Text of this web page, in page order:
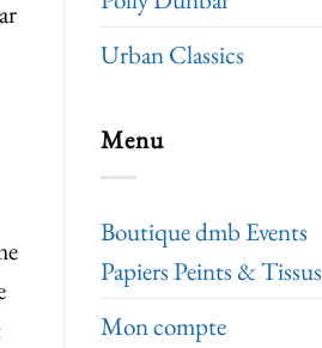
Urban Classics
Menu
Boutique dmb Events
Papiers Peints & Tissus
Mon compte